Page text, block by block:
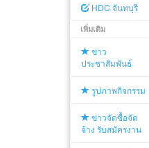
HDC จันทบุรี
เพิ่มเติม
ข่าว
ประชาสัมพันธ์
รูปภาพกิจกรรม
ข่าวจัดซื้อจัด
จ้าง รับสมัครงาน